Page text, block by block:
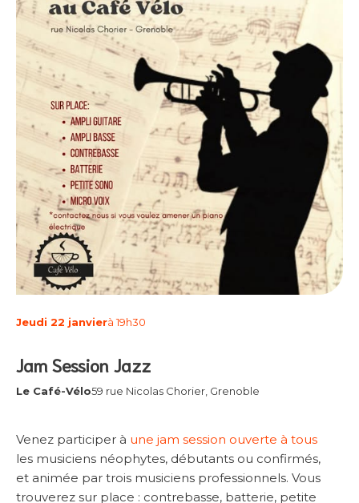
Jeudi 22 janvierà 19h30
Jam Session Jazz
Le Café-Vélo59 rue Nicolas Chorier, Grenoble
Venez participer à une jam session ouverte à tous
les musiciens néophytes, débutants ou confirmés,
et animée par trois musiciens professionnels. Vous
trouverez sur place : contrebasse, batterie, petite